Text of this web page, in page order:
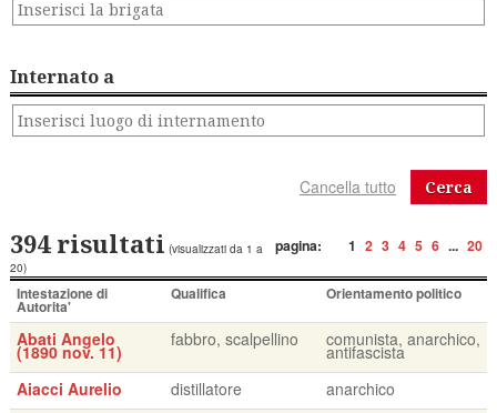
Internato a
Cerca
pagina: 1 2 3 4 5 6 ... 20
394 risultati (visualizzati da 1 a
20)
Intestazione di
Autorita'
Qualifica Orientamento politico
Abati Angelo
(1890 nov. 11)
fabbro, scalpellino comunista, anarchico,
antifascista
Aiacci Aurelio
distillatore
anarchico